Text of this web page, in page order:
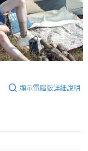
顯示電腦版詳細說明